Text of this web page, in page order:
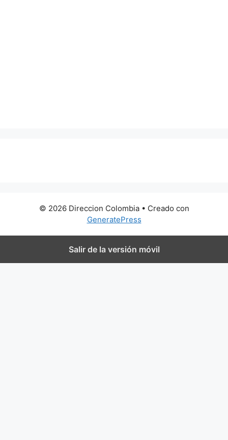
© 2026 Direccion Colombia• Creado con
GeneratePress
Salir de la versión móvil